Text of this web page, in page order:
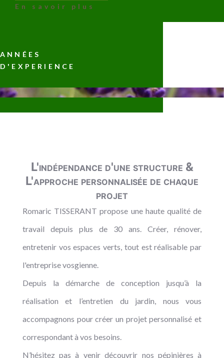
En savoir plus
ANNÉES
D'EXPERIENCE
L'indépendance d'une structure &
L'approche personnalisée de chaque
projet
Romaric TISSERANT propose une haute qualité de
travail depuis plus de 30 ans. Créer, rénover,
entretenir vos espaces verts, tout est réalisable par
l'entreprise vosgienne.
Depuis la démarche de conception jusqu’à la
réalisation et l’entretien du jardin, nous vous
accompagnons pour créer un projet personnalisé et
correspondant à vos besoins.
N’hésitez pas à venir découvrir nos pépinières à